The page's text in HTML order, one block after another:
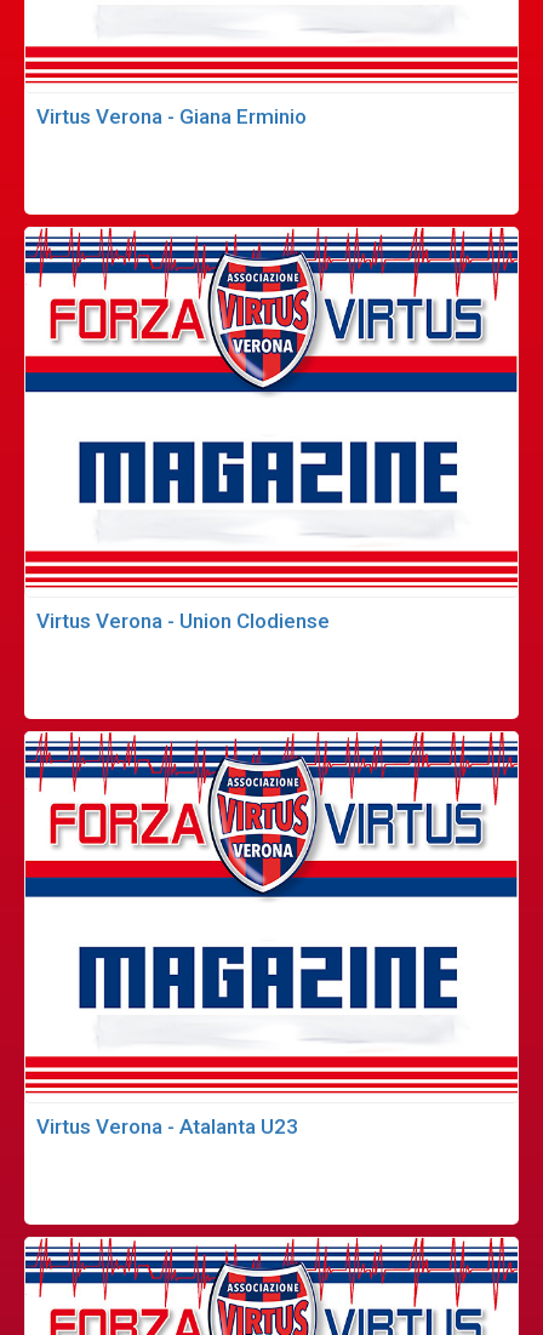
Virtus Verona - Giana Erminio
Virtus Verona - Union Clodiense
Virtus Verona - Atalanta U23